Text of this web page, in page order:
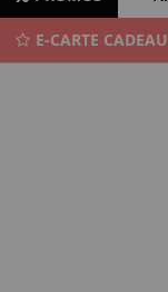
E-CARTE CADEAU
La veilleuse Winston